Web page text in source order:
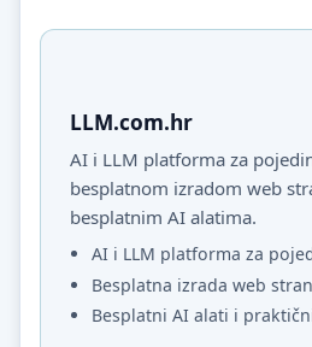
LLM.com.hr
AI i LLM platforma za
besplatnom izradom web
besplatnim AI alatima.
AI i LLM platforma za
Besplatna izrada web
Besplatni AI alati i